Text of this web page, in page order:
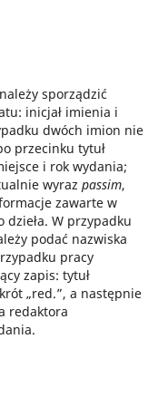
sporządzić
inicjał imienia i
dwóch imion nie
przecinku tytuł
i rok wydania;
wyraz passim,
zawarte w
dzieła. W przypadku
podać nazwiska
pracy
zapis: tytuł
„red.”, a następnie
redaktora